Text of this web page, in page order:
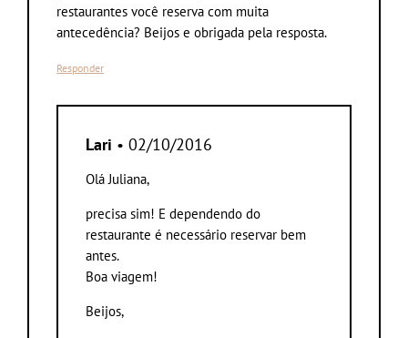
restaurantes você reserva com muita
antecedência? Beijos e obrigada pela resposta.
Responder
Lari • 02/10/2016
Olá Juliana,
precisa sim! E dependendo do
restaurante é necessário reservar bem
antes.
Boa viagem!
Beijos,